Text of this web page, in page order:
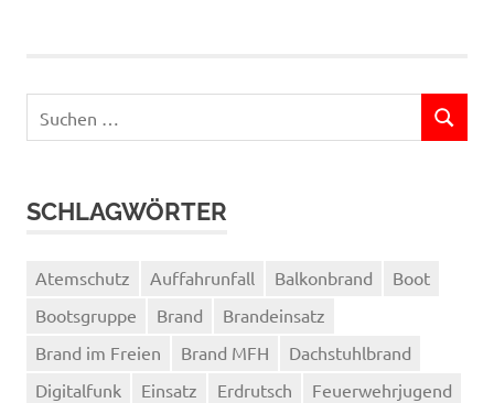
nach:
SUCHEN
SCHLAGWÖRTER
Atemschutz Auffahrunfall Balkonbrand
Boot
Bootsgruppe
Brand
Brandeinsatz
Brand im Freien
Brand MFH
Dachstuhlbrand
Digitalfunk
Einsatz Erdrutsch
Feuerwehrjugend